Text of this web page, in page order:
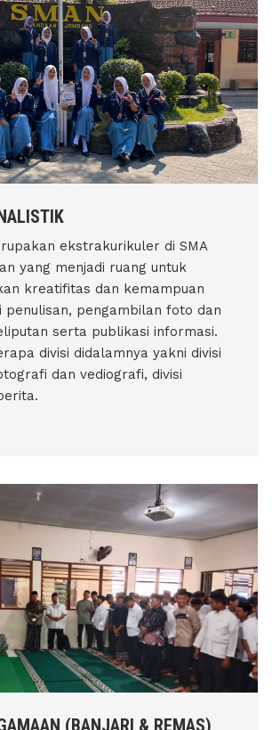
ekstrakurikuler di SMA
yang menjadi ruang untuk
kreatifitas dan kemampuan
penulisan, pengambilan foto dan
serta publikasi informasi.
divisi didalamnya yakni divisi
dan vediografi, divisi